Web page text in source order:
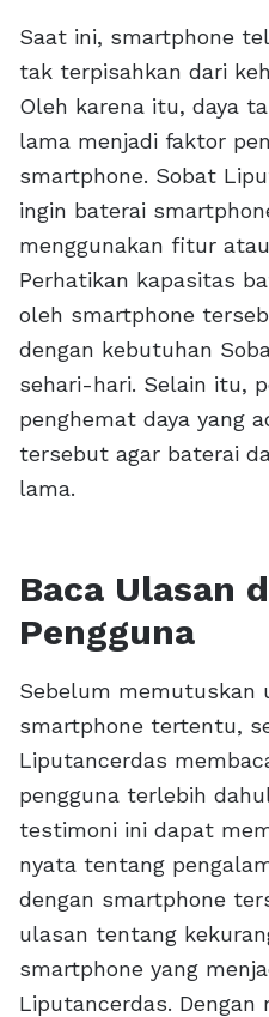
Saat ini, smartphone
tak terpisahkan dari
Oleh karena itu, daya
lama menjadi faktor
smartphone. Sobat
ingin baterai
menggunakan fitur
Perhatikan kapasitas
oleh smartphone
dengan kebutuhan
sehari-hari. Selain itu,
penghemat daya yang
tersebut agar baterai
lama.
Baca Ulasan
Pengguna
Sebelum memutuskan
smartphone tertentu,
Liputancerdas
pengguna terlebih
testimoni ini dapat
nyata tentang
dengan smartphone
ulasan tentang
smartphone yang
Liputancerdas. Dengan